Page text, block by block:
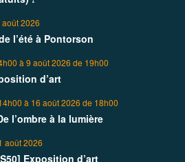
août 2026
l’été à Pontorson
à 9 août 2026 de 19h00
d’art
à 16 août 2026 de 18h00
l’ombre à la lumière
août 2026
Exposition d’art